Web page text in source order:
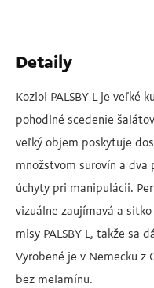
Detaily
Koziol PALSBY L je veľké
pohodlné scedenie
veľký objem poskytuje
množstvom surovín a dva
úchyty pri manipulácii.
vizuálne zaujímavá a
misy PALSBY L, takže sa
Vyrobené je v Nemecku z
bez melamínu.